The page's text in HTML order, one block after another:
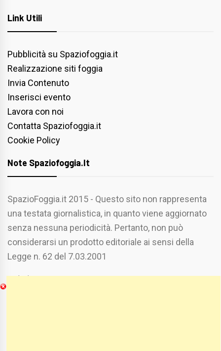
Link Utili
Pubblicità su Spaziofoggia.it
Realizzazione siti foggia
Invia Contenuto
Inserisci evento
Lavora con noi
Contatta Spaziofoggia.it
Cookie Policy
Note Spaziofoggia.it
SpazioFoggia.it 2015 - Questo sito non rappresenta
una testata giornalistica, in quanto viene aggiornato
senza nessuna periodicità. Pertanto, non può
considerarsi un prodotto editoriale ai sensi della
Legge n. 62 del 7.03.2001
Chi Siamo